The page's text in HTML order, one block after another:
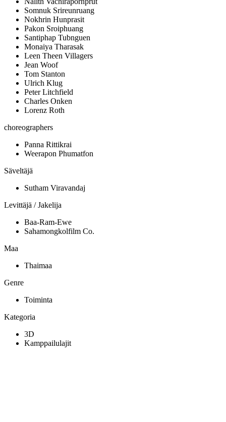
Somnuk Srireunruang
Nokhrin Hunprasit
Pakon Sroiphuang
Santiphap Tubnguen
Monaiya Tharasak
Leen Theen Villagers
Jean Woof
Tom Stanton
Ulrich Klug
Peter Litchfield
Charles Onken
Lorenz Roth
choreographers
Panna Rittikrai
Weerapon Phumatfon
Säveltäjä
Sutham Viravandaj
Levittäjä / Jakelija
Baa-Ram-Ewe
Sahamongkolfilm Co.
Maa
Thaimaa
Genre
Toiminta
Kategoria
3D
Kamppailulajit